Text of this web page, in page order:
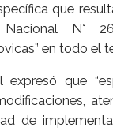
que
N°
en todo el
expresó que
de